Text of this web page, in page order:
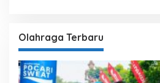
Olahraga Terbaru